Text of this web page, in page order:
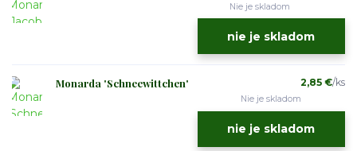
Nie je skladom
nie je skladom
Monarda 'Schneewittchen' 2,85 €/ks
Nie je skladom
nie je skladom